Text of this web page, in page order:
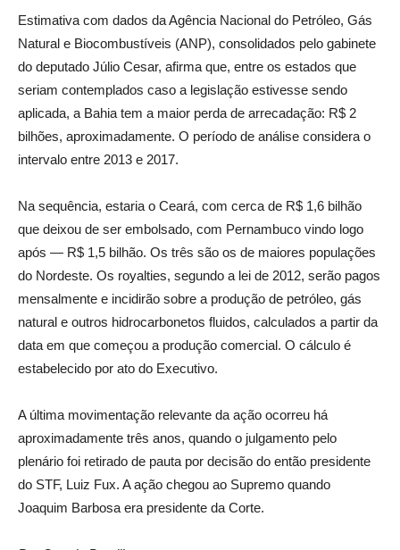
Estimativa com dados da Agência Nacional do Petróleo, Gás
Natural e Biocombustíveis (ANP), consolidados pelo gabinete
do deputado Júlio Cesar, afirma que, entre os estados que
seriam contemplados caso a legislação estivesse sendo
aplicada, a Bahia tem a maior perda de arrecadação: R$ 2
bilhões, aproximadamente. O período de análise considera o
intervalo entre 2013 e 2017.
Na sequência, estaria o Ceará, com cerca de R$ 1,6 bilhão
que deixou de ser embolsado, com Pernambuco vindo logo
após — R$ 1,5 bilhão. Os três são os de maiores populações
do Nordeste. Os royalties, segundo a lei de 2012, serão pagos
mensalmente e incidirão sobre a produção de petróleo, gás
natural e outros hidrocarbonetos fluidos, calculados a partir da
data em que começou a produção comercial. O cálculo é
estabelecido por ato do Executivo.
A última movimentação relevante da ação ocorreu há
aproximadamente três anos, quando o julgamento pelo
plenário foi retirado de pauta por decisão do então presidente
do STF, Luiz Fux. A ação chegou ao Supremo quando
Joaquim Barbosa era presidente da Corte.